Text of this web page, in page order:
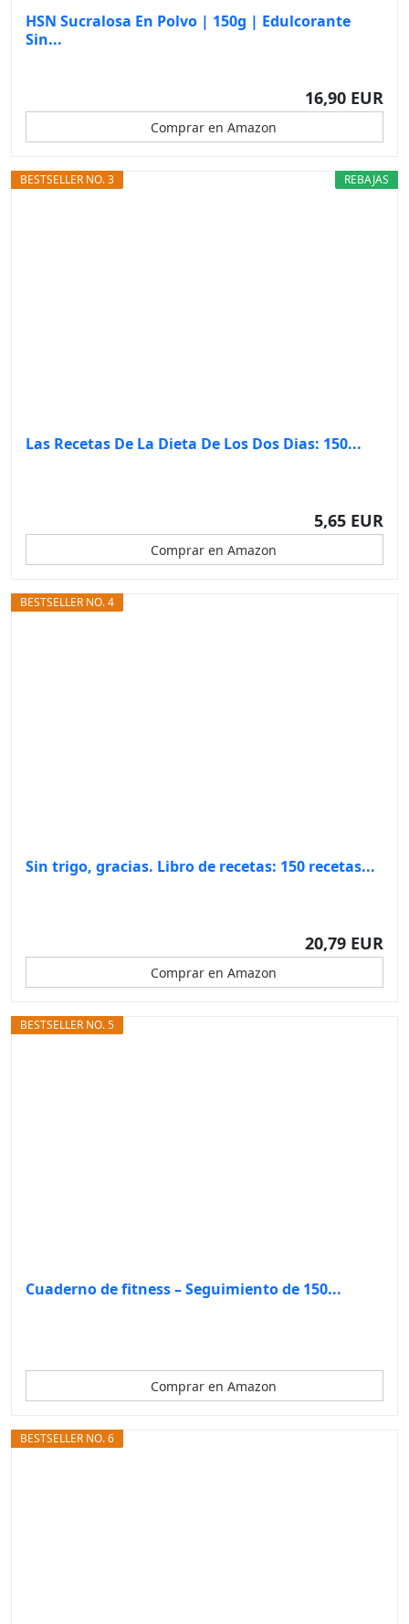
HSN Sucralosa En Polvo | 150g | Edulcorante
Sin...
16,90 EUR
Comprar en Amazon
REBAJAS
BESTSELLER NO. 3
Las Recetas De La Dieta De Los Dos Dias: 150...
5,65 EUR
Comprar en Amazon
BESTSELLER NO. 4
Sin trigo, gracias. Libro de recetas: 150 recetas...
20,79 EUR
Comprar en Amazon
BESTSELLER NO. 5
Cuaderno de fitness – Seguimiento de 150...
Comprar en Amazon
BESTSELLER NO. 6